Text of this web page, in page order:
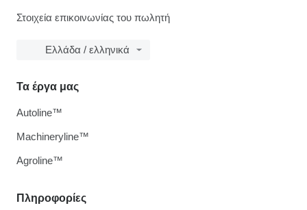
Στοιχεία επικοινωνίας του πωλητή
Ελλάδα / ελληνικά
Πληροφορίες
Τα έργα μας
Autoline™
Machineryline™
Agroline™